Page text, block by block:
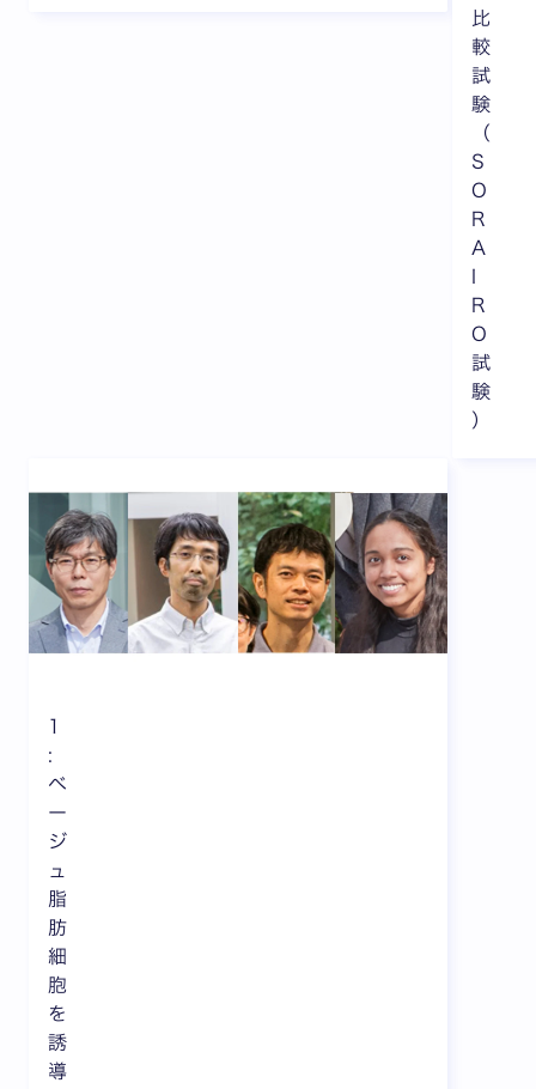
1
:
ベ
ー
ジ
ュ
脂
肪
細
胞
を
誘
導
比
較
試
験
（
S
O
R
A
R
O
試
験
）